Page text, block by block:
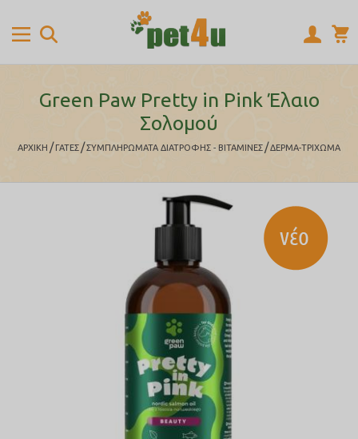
Green Paw Pretty in Pink Έλαιο
Σολοµού
ΑΡΧΙΚΉ / ΓΑΤΕΣ /ΣΥΜΠΛΗΡΩΜΑΤΑ ΔΙΑΤΡΟΦΗΣ - ΒΙΤΑΜΙΝΕΣ /ΔΕΡΜΑ-ΤΡΙΧΩΜΑ